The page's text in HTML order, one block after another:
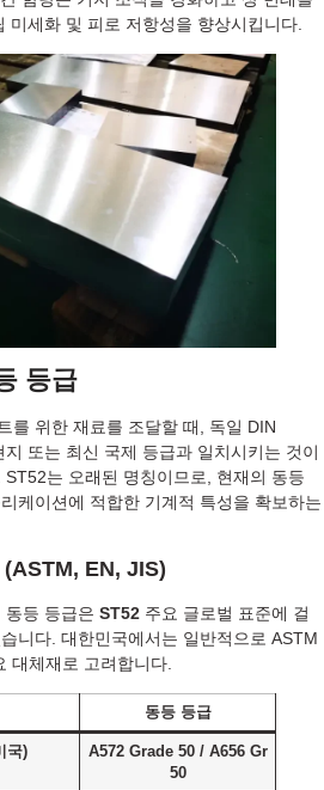
미세화 및 피로 저항성을 향상시킵니다.
등급
를 위한 재료를 조달할 때, 독일 DIN
지 또는 최신 국제 등급과 일치시키는 것이
는 오래된 명칭이므로, 현재의 동등
케이션에 적합한 기계적 특성을 확보하는
EN, JIS)
동등 등급은 ST52 주요 글로벌 표준에 걸
니다. 대한민국에서는 일반적으로 ASTM
대체재로 고려합니다.
동등 등급
국)
A572 Grade 50 / A656 Gr
50